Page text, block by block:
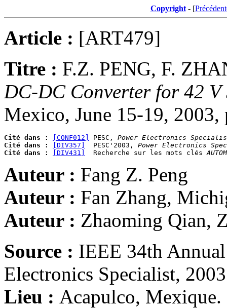
Copyright- [
Article : [ART479]
Titre : F.Z. PENG, F.
DC-DC Converter for 42 V
Mexico, June 15-19, 2003,
Cité dans : [CONF012] PESC, Power Electronics
Cité dans :
[DIV357]
  PESC'2003,
Power Electronics
Cité dans :
[DIV431]
  Recherche sur les mots clés
Auteur : Fang Z. Peng
Auteur : Fan Zhang,
Auteur : Zhaoming Qian,
Source : IEEE 34th
Electronics Specialist,
Lieu : Acapulco, Mexique.